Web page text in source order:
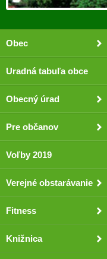
Obec
Uradná tabuľa obce
Obecný úrad
Pre občanov
Voľby 2019
Verejné obstarávanie
Fitness
Knižnica